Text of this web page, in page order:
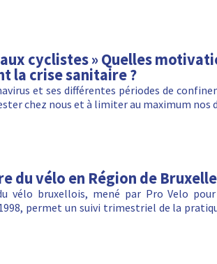
cyclistes » Quelles
la crise sanitaire ?
et ses différentes périodes de
chez nous et à limiter au maximum nos
du vélo en Région de
vélo bruxellois, mené par Pro Velo
permet un suivi trimestriel de la